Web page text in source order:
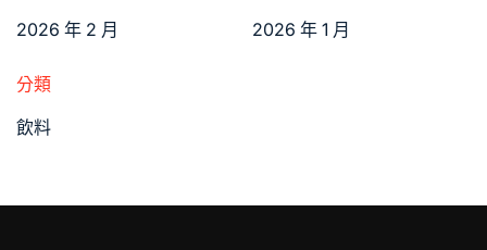
2026 年 2 月
2026 年 1 月
分類
飲料